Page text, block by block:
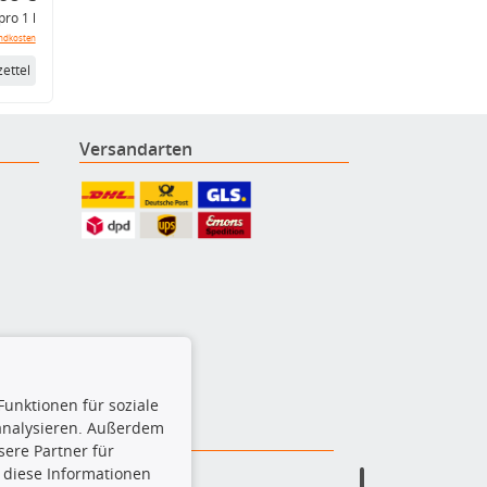
1 l
Versandarten
für soziale
Außerdem
Partner für
Informationen